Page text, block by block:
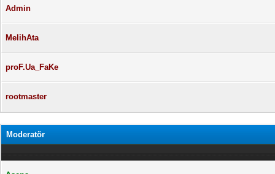
Admin
MelihAta
proF.Ua_FaKe
rootmaster
Moderatör